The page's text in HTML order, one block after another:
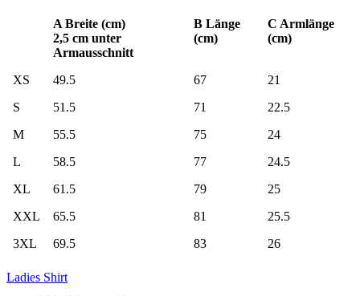
A Breite (cm)
2,5 cm unter
Armausschnitt
B Länge
(cm)
C Armlänge
(cm)
XS 49.5 67
21
S
51.5 71
22.5
M
55.5 75
24
L
58.5 77
24.5
XL
61.5 79
25
XXL
65.5 81
25.5
3XL
69.5 83 26
Ladies Shirt